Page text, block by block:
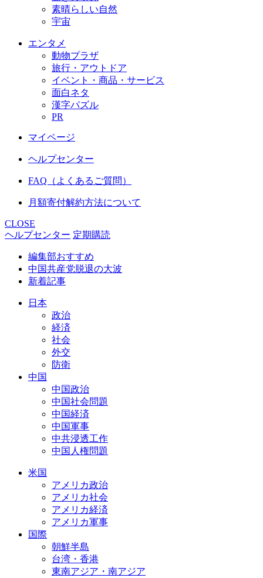
素晴らしい自然
宇宙
エンタメ
動物プラザ
旅行・アウトドア
イベント・商品・サービス
面白ネタ
漢字パズル
PR
マイページ
ヘルプセンター
FAQ（よくあるご質問）
月額寄付解約方法について
CLOSE
ヘルプセンター 定期購読
編集部おすすめ
中国共産党脱退の大波
新着記事
日本
政治
経済
社会
外交
防衛
中国
中国政治
中国社会問題
中国経済
中国軍事
中共浸透工作
中国人権問題
米国
アメリカ政治
アメリカ社会
アメリカ経済
アメリカ軍事
国際
朝鮮半島
台湾・香港
東南アジア・南アジア